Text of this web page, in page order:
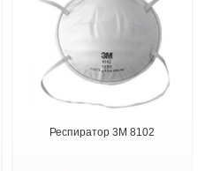
Респиратор 3М 8102